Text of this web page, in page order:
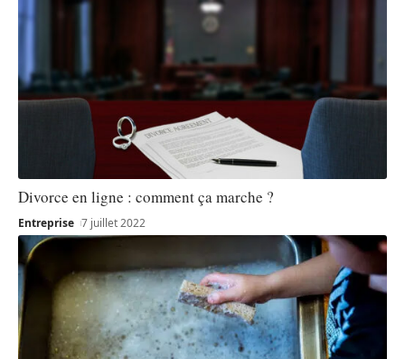
Divorce en ligne : comment ça marche ?
Entreprise 7 juillet 2022